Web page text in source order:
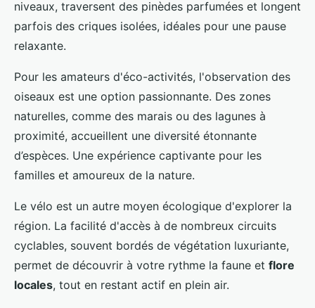
niveaux, traversent des pinèdes parfumées et longent
parfois des criques isolées, idéales pour une pause
relaxante.
Pour les amateurs d'éco-activités, l'observation des
oiseaux est une option passionnante. Des zones
naturelles, comme des marais ou des lagunes à
proximité, accueillent une diversité étonnante
d’espèces. Une expérience captivante pour les
familles et amoureux de la nature.
Le vélo est un autre moyen écologique d'explorer la
région. La facilité d'accès à de nombreux circuits
cyclables, souvent bordés de végétation luxuriante,
permet de découvrir à votre rythme la faune et flore
locales, tout en restant actif en plein air.